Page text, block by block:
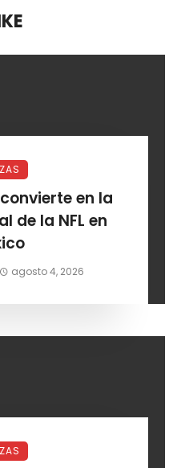
en la
de la NFL en
agosto 4, 2026